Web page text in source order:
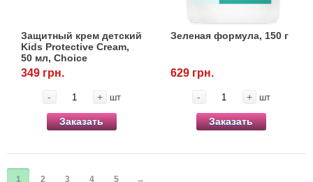
Защитный крем детский
Kids Protective Cream,
50 мл, Choice
349 грн.
- + шт
Заказать
Зеленая формула, 150 г
629 грн.
- + шт
Заказать
1 2 3 4 5 →